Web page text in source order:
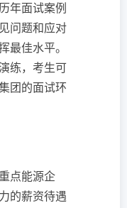
年面试案例
问题和应对
最佳水平。
练，考生可
团的面试环
点能源企
的薪资待遇